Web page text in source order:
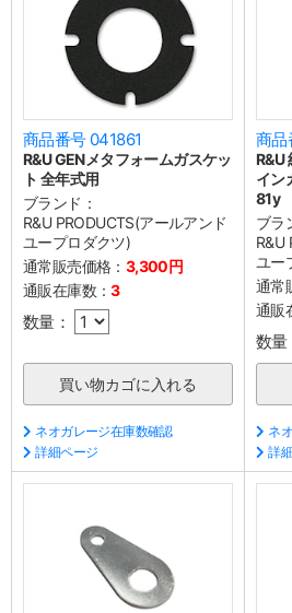
商品番号 041861
R&U GENメタフォームガスケッ
ト 全年式用
ブランド：
R&U PRODUCTS(アールアンド
ユープロダクツ)
通常販売価格： 3,300円
通販在庫数：3
数量：
ネオガレージ在庫数確認
詳細ページ
商
R&U
イン
81y
ブラ
R&U
ユー
通常
通販
数量
ネ
詳